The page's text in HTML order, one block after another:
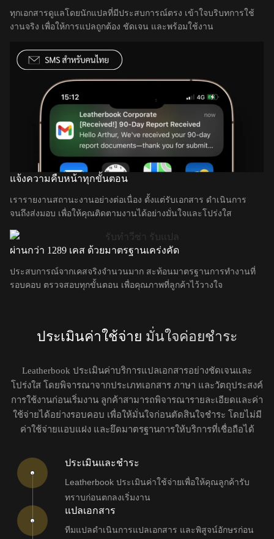
ทุกเอกสารดูแลโดยนักแปลที่มีประสบการณ์ตรง เข้าใจบริบทการใช้
งานจริง เพื่อให้การแปลถูกต้อง ชัดเจน และพร้อมใช้งาน
แจ้งความคืบหน้าทุกขั้นตอน
เรารายงานสถานะงานอย่างต่อเนื่อง ตั้งแต่รับเอกสาร ดำเนินการ
จนถึงส่งมอบ เพื่อให้คุณติดตามงานได้อย่างมั่นใจและโปร่งใส
ผ่านกว่า 1289 เคส ด้วยมาตรฐานเคร่งคัด
ประสบการณ์จากเคสจริงจำนวนมาก สะท้อนมาตรฐานการทำงานที่
รอบคอบ ตรวจสอบทุกขั้นตอน เพื่อคุณภาพที่ลูกค้าไว้วางใจ
ประเมินค่าใช้จ่าย มั่นใจค่อยชำระ
Leatherbook ประเมินค่าบริการแปลเอกสารอย่างชัดเจนและ
โปร่งใส โดยพิจารณาจากประเภทเอกสาร ภาษา และวัตถุประสงค์
การใช้งานก่อนเริ่มงาน ลูกค้าสามารถพิจารณารายละเอียดและค่า
ใช้จ่ายได้อย่างรอบคอบ เพื่อให้มั่นใจก่อนตัดสินใจชำระ โดยไม่มี
ค่าใช้จ่ายแอบแฝง และยึดมาตรฐานการให้บริการที่เชื่อถือได้
ประเมินและชำระ
Leatherbook ประเมินค่าใช้จ่ายเพื่อให้คุณลูกค้ารับ
ทราบก่อนตกลงเริ่มงาน
แปลเอกสาร
ทีมแปลดำเนินการแปลเอกสาร และพิสูจน์อักษรก่อน